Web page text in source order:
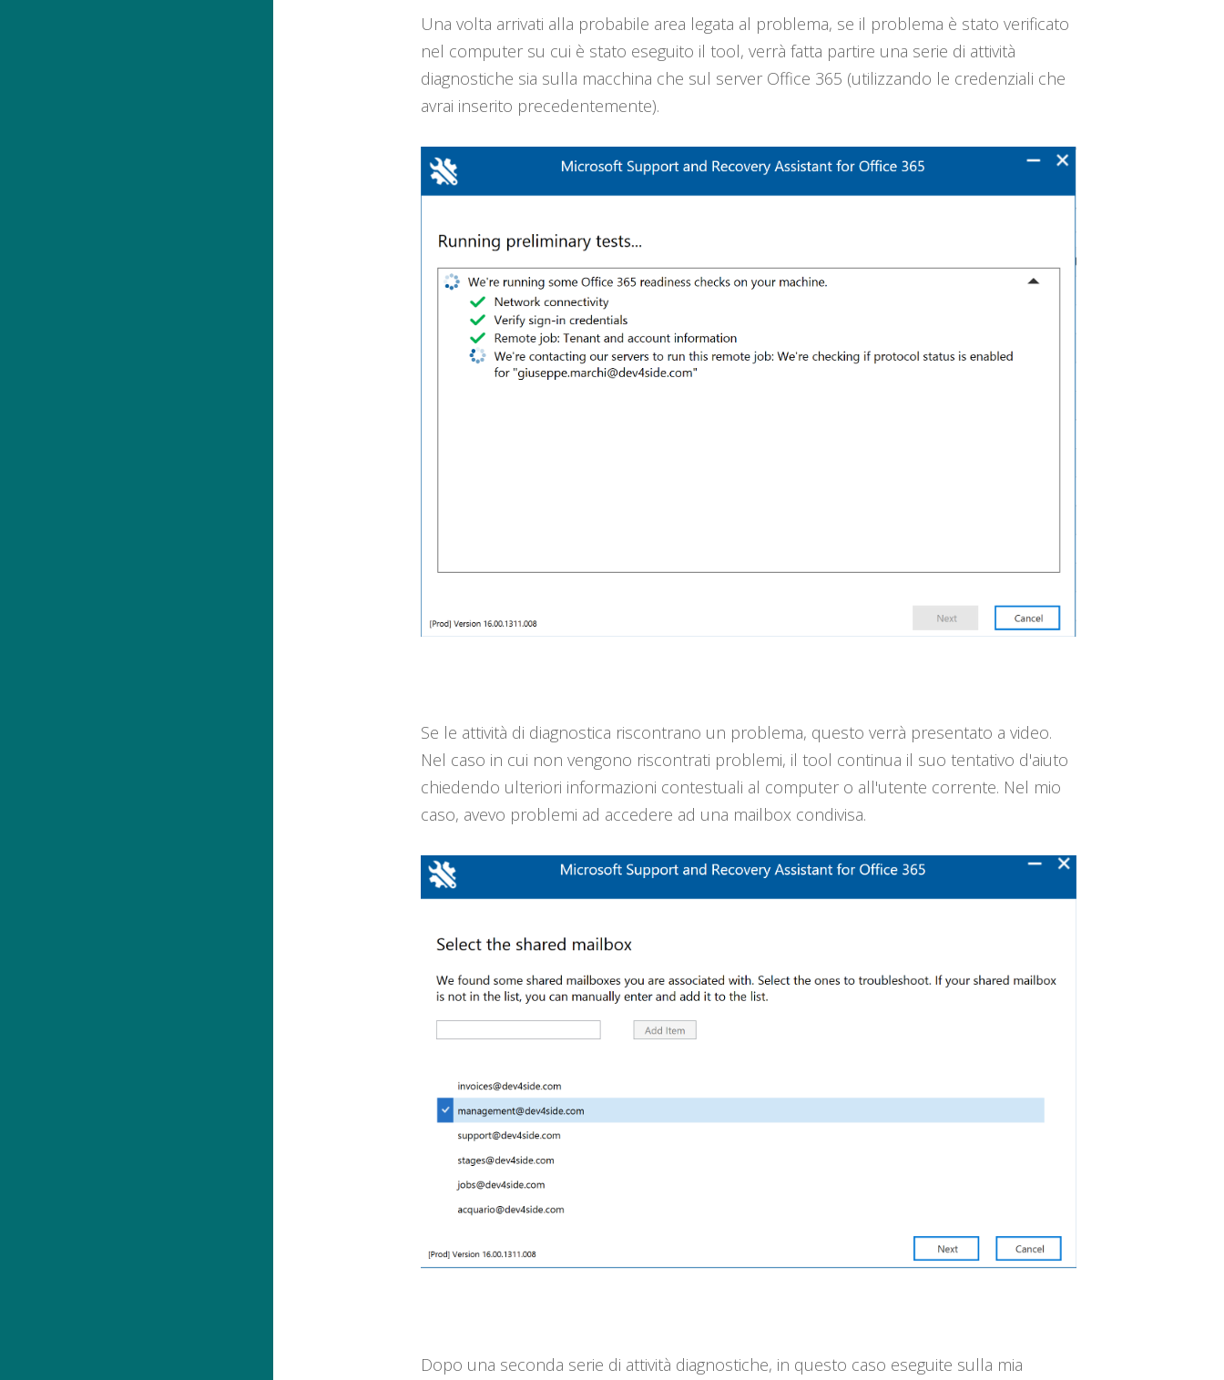
Una volta arrivati alla probabile area legata al problema, se il problema è stato verificato
nel computer su cui è stato eseguito il tool, verrà fatta partire una serie di attività
diagnostiche sia sulla macchina che sul server Office 365 (utilizzando le credenziali che
avrai inserito precedentemente).
Se le attività di diagnostica riscontrano un problema, questo verrà presentato a video.
Nel caso in cui non vengono riscontrati problemi, il tool continua il suo tentativo d'aiuto
chiedendo ulteriori informazioni contestuali al computer o all'utente corrente. Nel mio
caso, avevo problemi ad accedere ad una mailbox condivisa.
Dopo una seconda serie di attività diagnostiche, in questo caso eseguite sulla mia